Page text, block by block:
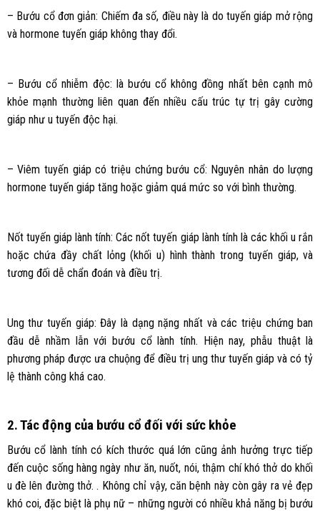
– Bướu cổ đơn giản: Chiếm đa số, điều này là do tuyến giáp mở rộng
và hormone tuyến giáp không thay đổi.
– Bướu cổ nhiễm độc: là bướu cổ không đồng nhất bên cạnh mô
khỏe mạnh thường liên quan đến nhiều cấu trúc tự trị gây cường
giáp như u tuyến độc hại.
– Viêm tuyến giáp có triệu chứng bướu cổ: Nguyên nhân do lượng
hormone tuyến giáp tăng hoặc giảm quá mức so với bình thường.
Nốt tuyến giáp lành tính: Các nốt tuyến giáp lành tính là các khối u rắn
hoặc chứa đầy chất lỏng (khối u) hình thành trong tuyến giáp, và
tương đối dễ chẩn đoán và điều trị.
Ung thư tuyến giáp: Đây là dạng nặng nhất và các triệu chứng ban
đầu dễ nhầm lẫn với bướu cổ lành tính. Hiện nay, phẫu thuật là
phương pháp được ưa chuộng để điều trị ung thư tuyến giáp và có tỷ
lệ thành công khá cao.
2. Tác động của bướu cổ đối với sức khỏe
Bướu cổ lành tính có kích thước quá lớn cũng ảnh hưởng trực tiếp
đến cuộc sống hàng ngày như ăn, nuốt, nói, thậm chí khó thở do khối
u đè lên đường thở. . Không chỉ vậy, căn bệnh này còn gây ra vẻ đẹp
khó coi, đặc biệt là phụ nữ – những người có nhiều khả năng bị bướu